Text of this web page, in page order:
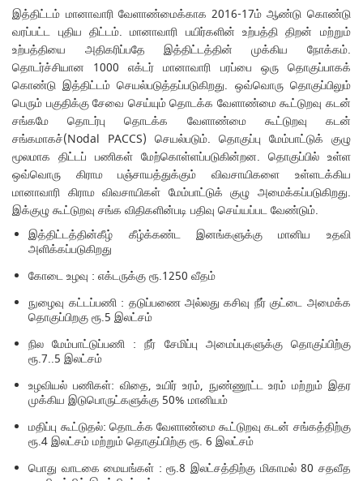
இத்திட்டம் மானாவாரி வேளாண்மைக்காக 2016-17ம் ஆண்டு கொண்டு
வரப்பட்ட புதிய திட்டம். மானாவாரி பயிர்களின் உற்பத்தி திறன் மற்றும்
உற்பத்தியை அதிகரிப்பதே இத்திட்டத்தின் முக்கிய நோக்கம்.
தொடர்ச்சியான 1000 எக்டர் மானாவாரி பரப்பை ஒரு தொகுப்பாகக்
கொண்டு இத்திட்டம் செயல்படுத்தப்படுகிறது. ஒவ்வொரு தொகுப்பிலும்
பெரும் பகுதிக்கு சேவை செய்யும் தொடக்க வேளாண்மை கூட்டுறவு கடன்
சங்கமே தொடர்பு தொடக்க வேளாண்மை கூட்டுறவு கடன்
சங்கமாகச்(Nodal PACCS) செயல்படும். தொகுப்பு மேம்பாட்டுக் குழு
மூலமாக திட்டப் பணிகள் மேற்கொள்ளப்படுகின்றன. தொகுப்பில் உள்ள
ஒவ்வொரு கிராம பஞ்சாயத்துக்கும் விவசாயிகளை உள்ளடக்கிய
மானாவாரி கிராம விவசாயிகள் மேம்பாட்டுக் குழு அமைக்கப்படுகிறது.
இக்குழு கூட்டுறவு சங்க விதிகளின்படி பதிவு செய்யப்பட வேண்டும்.
இத்திட்டத்தின்கீழ் கீழ்க்கண்ட இனங்களுக்கு மானிய உதவி
அளிக்கப்படுகிறது
கோடை உழவு : எக்டருக்கு ரூ.1250 வீதம்
நுழைவு கட்டப்பணி : தடுப்பணை அல்லது கசிவு நீர் குட்டை அமைக்க
தொகுப்பிறகு ரூ.5 இலட்சம்
நில மேம்பாட்டுப்பணி : நீர் சேமிப்பு அமைப்புகளுக்கு தொகுப்பிற்கு
ரூ.7..5 இலட்சம்
உழவியல் பணிகள்: விதை, உயிர் உரம், நுண்ணூட்ட உரம் மற்றும் இதர
முக்கிய இடுபொருட்களுக்கு 50% மானியம்
மதிப்பு கூட்டுதல்: தொடக்க வேளாண்மை கூட்டுறவு கடன் சங்கத்திற்கு
ரூ.4 இலட்சம் மற்றும் தொகுப்பிற்கு ரூ. 6 இலட்சம்
பொது வாடகை மையங்கள் : ரூ.8 இலட்சத்திற்கு மிகாமல் 80 சதவீத